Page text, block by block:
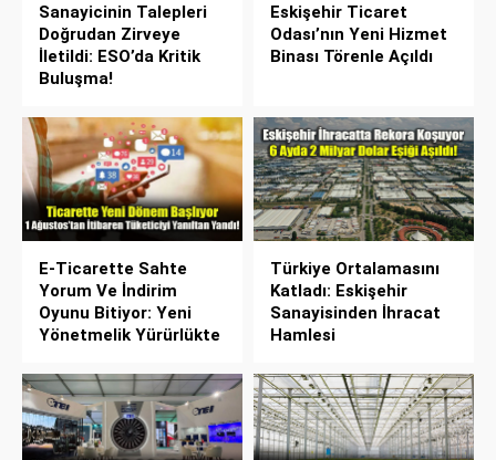
Sanayicinin Talepleri
Doğrudan Zirveye
İletildi: ESO’da Kritik
Buluşma!
Eskişehir Ticaret
Odası’nın Yeni Hizmet
Binası Törenle Açıldı
E-Ticarette Sahte
Yorum Ve İndirim
Oyunu Bitiyor: Yeni
Yönetmelik Yürürlükte
Türkiye Ortalamasını
Katladı: Eskişehir
Sanayisinden İhracat
Hamlesi